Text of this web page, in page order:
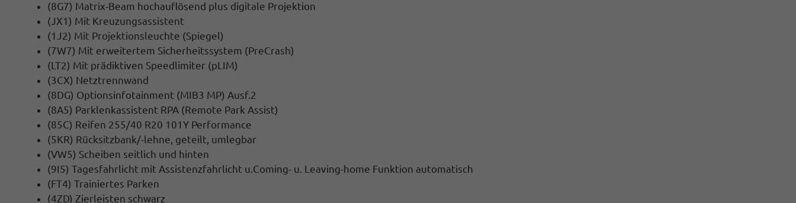
(8G7) Matrix-Beam hochauflösend plus digitale Projektion
(JX1) Mit Kreuzungsassistent
(1J2) Mit Projektionsleuchte (Spiegel)
(7W7) Mit erweitertem Sicherheitssystem (PreCrash)
(LT2) Mit prädiktiven Speedlimiter (pLIM)
(3CX) Netztrennwand
(8DG) Optionsinfotainment (MIB3 MP) Ausf.2
(8A5) Parklenkassistent RPA (Remote Park Assist)
(85C) Reifen 255/40 R20 101Y Performance
(5KR) Rücksitzbank/-lehne, geteilt, umlegbar
(VW5) Scheiben seitlich und hinten
(9I5) Tagesfahrlicht mit Assistenzfahrlicht u.Coming- u. Leaving-home Funktion automatisch
(FT4) Trainiertes Parken
(4ZD) Zierleisten schwarz